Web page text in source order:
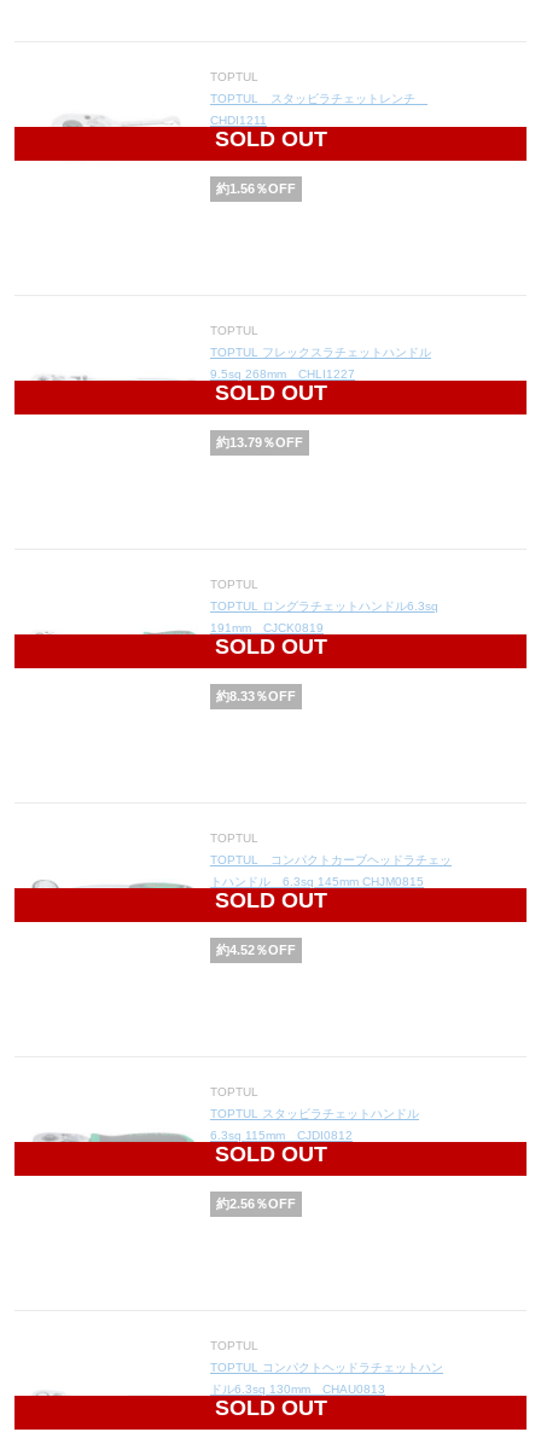
SOLD OUT
TOPTUL
TOPTUL スタッビラチェットレンチ
CHDI1211
3,150
約1.56％OFF
SOLD OUT
TOPTUL
TOPTUL フレックスラチェットハンドル
9.5sq 268mm CHLI1227
5,000
約13.79％OFF
SOLD OUT
TOPTUL
TOPTUL ロングラチェットハンドル6.3sq
191mm CJCK0819
4,400
約8.33％OFF
SOLD OUT
TOPTUL
TOPTUL コンパクトカーブヘッドラチェッ
トハンドル 6.3sq 145mm CHJM0815
3,800
約4.52％OFF
SOLD OUT
TOPTUL
TOPTUL スタッビラチェットハンドル
6.3sq 115mm CJDI0812
3,800
約2.56％OFF
SOLD OUT
TOPTUL
TOPTUL コンパクトヘッドラチェットハン
ドル6.3sq 130mm CHAU0813
3,500